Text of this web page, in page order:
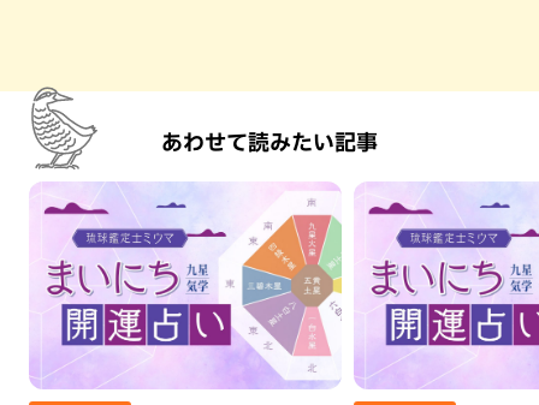
あわせて読みたい記事